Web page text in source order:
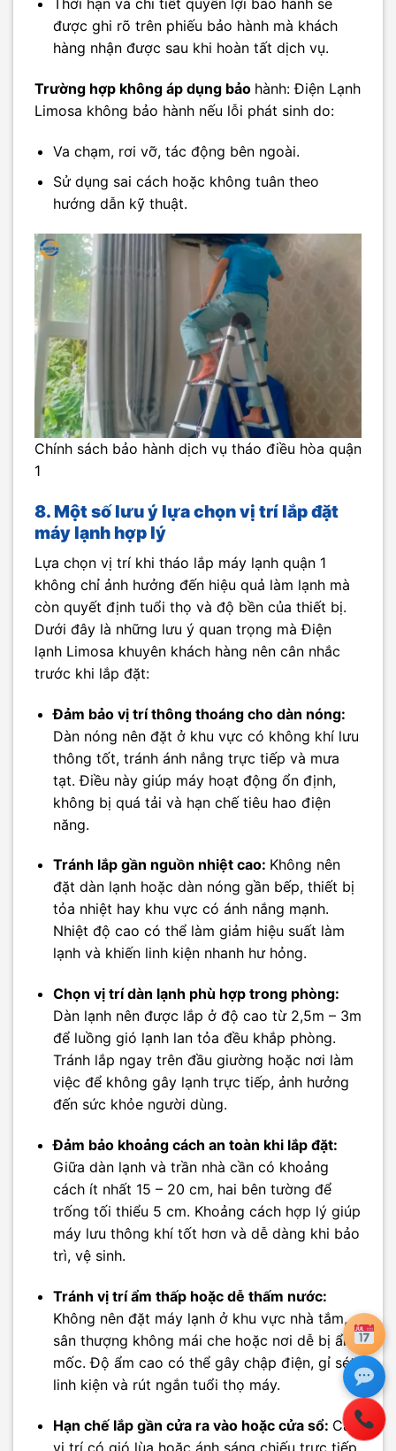
Thời hạn và chi tiết quyền lợi bảo hành sẽ
được ghi rõ trên phiếu bảo hành mà khách
hàng nhận được sau khi hoàn tất dịch vụ.
Trường hợp không áp dụng bảo hành: Điện Lạnh
Limosa không bảo hành nếu lỗi phát sinh do:
Va chạm, rơi vỡ, tác động bên ngoài.
Sử dụng sai cách hoặc không tuân theo
hướng dẫn kỹ thuật.
Chính sách bảo hành dịch vụ tháo điều hòa quận
1
8. Một số lưu ý lựa chọn vị trí lắp đặt
máy lạnh hợp lý
Lựa chọn vị trí khi tháo lắp máy lạnh quận 1
không chỉ ảnh hưởng đến hiệu quả làm lạnh mà
còn quyết định tuổi thọ và độ bền của thiết bị.
Dưới đây là những lưu ý quan trọng mà Điện
lạnh Limosa khuyên khách hàng nên cân nhắc
trước khi lắp đặt:
Đảm bảo vị trí thông thoáng cho dàn nóng:
Dàn nóng nên đặt ở khu vực có không khí lưu
thông tốt, tránh ánh nắng trực tiếp và mưa
tạt. Điều này giúp máy hoạt động ổn định,
không bị quá tải và hạn chế tiêu hao điện
năng.
Tránh lắp gần nguồn nhiệt cao: Không nên
đặt dàn lạnh hoặc dàn nóng gần bếp, thiết bị
tỏa nhiệt hay khu vực có ánh nắng mạnh.
Nhiệt độ cao có thể làm giảm hiệu suất làm
lạnh và khiến linh kiện nhanh hư hỏng.
Chọn vị trí dàn lạnh phù hợp trong phòng:
Dàn lạnh nên được lắp ở độ cao từ 2,5m – 3m
để luồng gió lạnh lan tỏa đều khắp phòng.
Tránh lắp ngay trên đầu giường hoặc nơi làm
việc để không gây lạnh trực tiếp, ảnh hưởng
đến sức khỏe người dùng.
Đảm bảo khoảng cách an toàn khi lắp đặt:
Giữa dàn lạnh và trần nhà cần có khoảng
cách ít nhất 15 – 20 cm, hai bên tường để
trống tối thiểu 5 cm. Khoảng cách hợp lý giúp
máy lưu thông khí tốt hơn và dễ dàng khi bảo
trì, vệ sinh.
Tránh vị trí ẩm thấp hoặc dễ thấm nước:
Không nên đặt máy lạnh ở khu vực nhà tắm,
sân thượng không mái che hoặc nơi dễ bị ẩm
mốc. Độ ẩm cao có thể gây chập điện, gỉ sét
linh kiện và rút ngắn tuổi thọ máy.
Hạn chế lắp gần cửa ra vào hoặc cửa sổ: Các
vị trí có gió lùa hoặc ánh sáng chiếu trực tiếp